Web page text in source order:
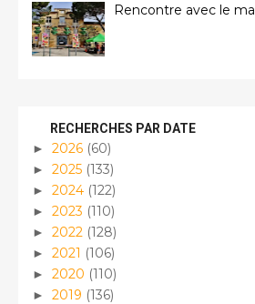
Rencontre avec le
RECHERCHES PAR DATE
► 2026 (60)
► 2025 (133)
► 2024 (122)
► 2023 (110)
► 2022 (128)
► 2021 (106)
► 2020 (110)
► 2019 (136)